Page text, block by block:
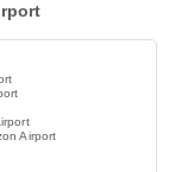
Airport